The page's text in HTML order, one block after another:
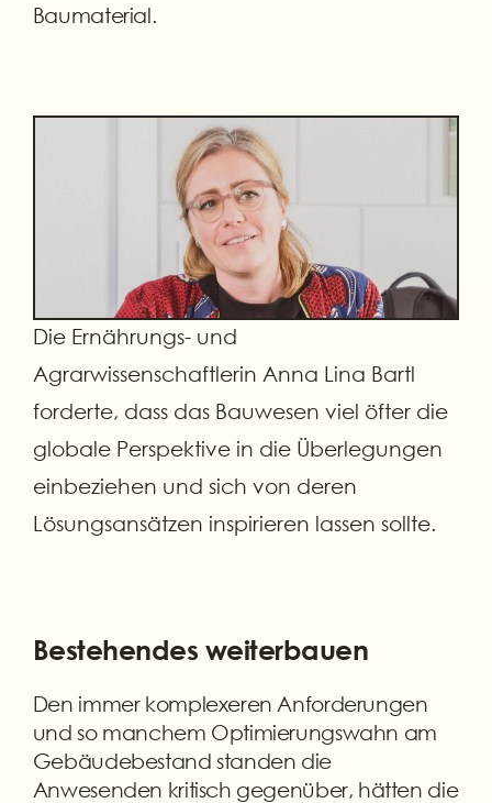
Baumaterial.
Die Ernährungs- und
Agrarwissenschaftlerin Anna Lina Bartl
forderte, dass das Bauwesen viel öfter die
globale Perspektive in die Überlegungen
einbeziehen und sich von deren
Lösungsansätzen inspirieren lassen sollte.
Bestehendes weiterbauen
Den immer komplexeren Anforderungen
und so manchem Optimierungswahn am
Gebäudebestand standen die
Anwesenden kritisch gegenüber, hätten die